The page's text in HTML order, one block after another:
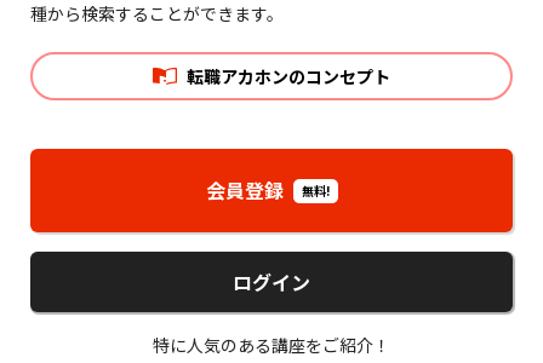
種から検索することができます。
転職アカホンのコンセプト
会員登録 無料!
ログイン
特に人気のある講座をご紹介！